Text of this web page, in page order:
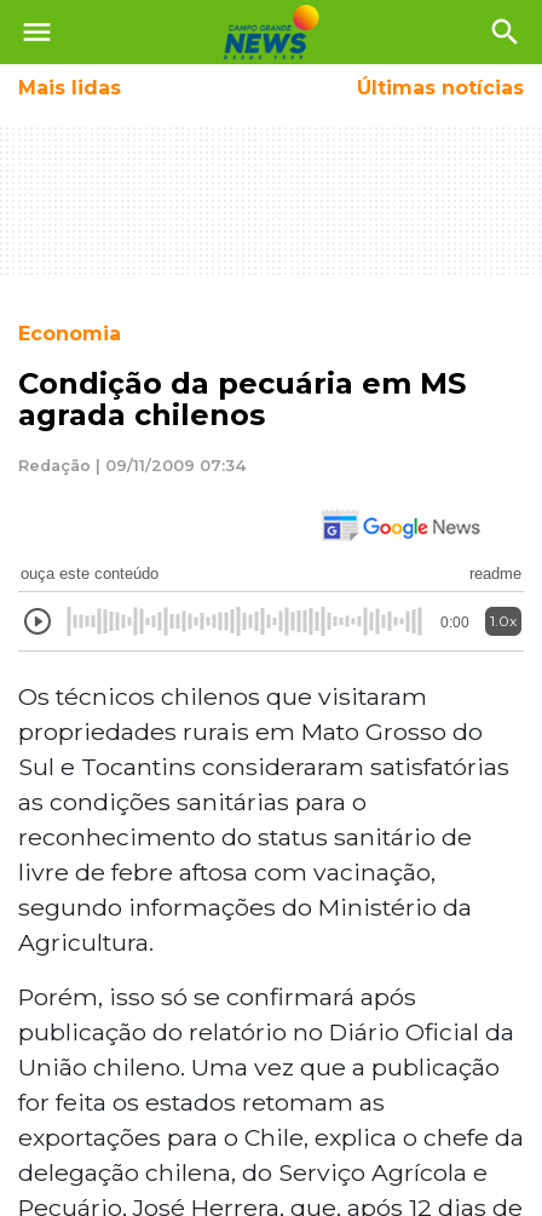
menu search
Mais lidas Últimas notícias
Economia
Condição da pecuária em MS
agrada chilenos
Redação | 09/11/2009 07:34
ouça este conteúdo readme
0:00 1.0x
Os técnicos chilenos que visitaram
propriedades rurais em Mato Grosso do
Sul e Tocantins consideraram satisfatórias
as condições sanitárias para o
reconhecimento do status sanitário de
livre de febre aftosa com vacinação,
segundo informações do Ministério da
Agricultura.
Porém, isso só se confirmará após
publicação do relatório no Diário Oficial da
União chileno. Uma vez que a publicação
for feita os estados retomam as
exportações para o Chile, explica o chefe da
delegação chilena, do Serviço Agrícola e
Pecuário, José Herrera, que, após 12 dias de